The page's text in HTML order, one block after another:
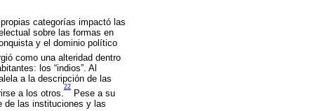
categorías impactó las
sobre las formas en
y el dominio político
como una alteridad dentro
los “indios”. Al
a la descripción de las
a los otros.
22
Pese a su
de las instituciones y las